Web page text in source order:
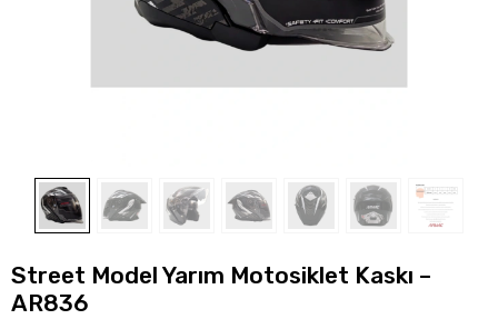
Street Model Yarım Motosiklet Kaskı –
AR836